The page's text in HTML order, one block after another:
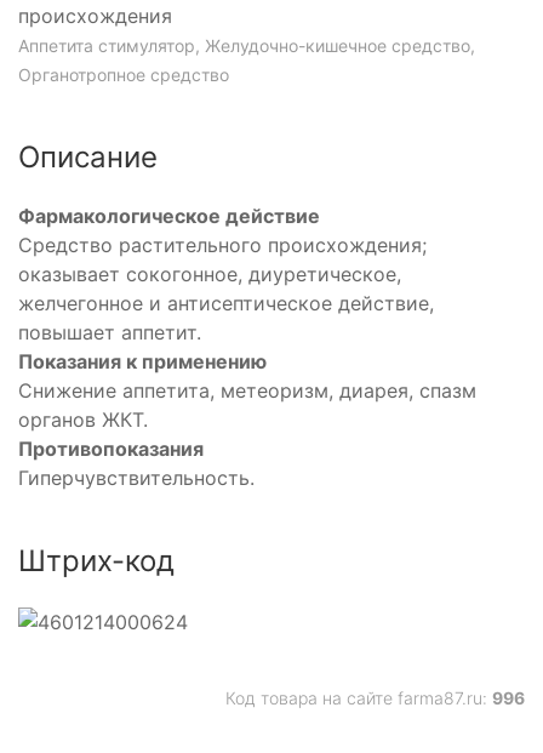
происхождения
Аппетита стимулятор, Желудочно-кишечное средство,
Органотропное средство
Описание
Фармакологическое действие
Средство растительного происхождения;
оказывает сокогонное, диуретическое,
желчегонное и антисептическое действие,
повышает аппетит.
Показания к применению
Снижение аппетита, метеоризм, диарея, спазм
органов ЖКТ.
Противопоказания
Гиперчувствительность.
Штрих-код
Код товара на сайте farma87.ru: 996